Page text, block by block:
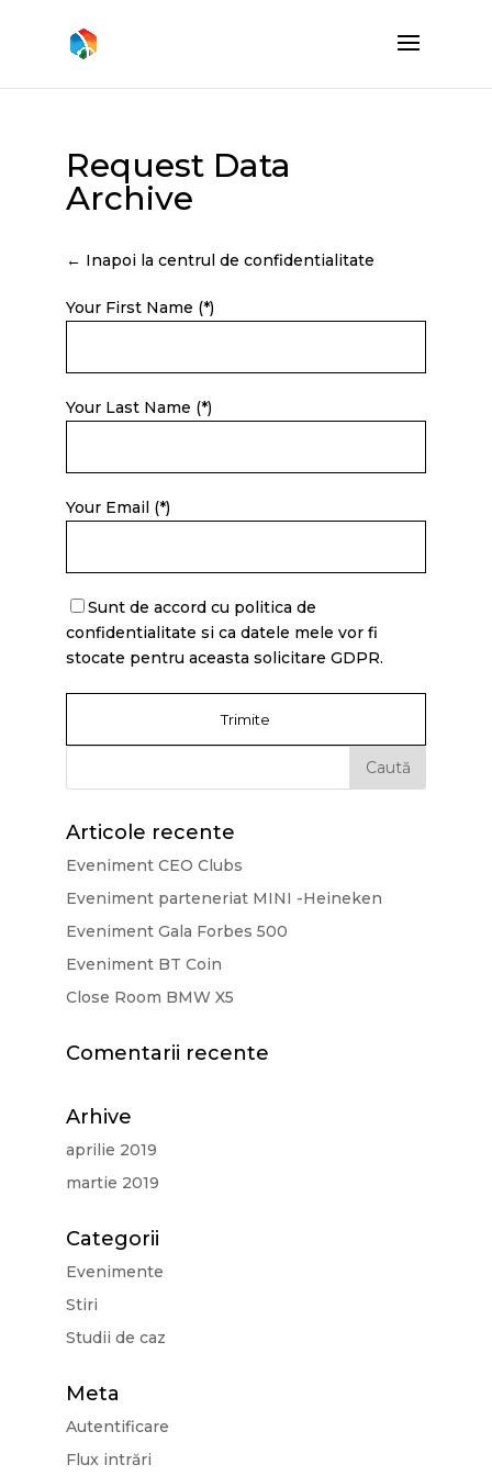
Request Data
Archive
← Inapoi la centrul de confidentialitate
Your First Name (*)
Your Last Name (*)
Your Email (*)
Sunt de accord cu politica de
confidentialitate si ca datele mele vor fi
stocate pentru aceasta solicitare GDPR.
Articole recente
Eveniment CEO Clubs
Eveniment parteneriat MINI -Heineken
Eveniment Gala Forbes 500
Eveniment BT Coin
Close Room BMW X5
Comentarii recente
Arhive
aprilie 2019
martie 2019
Categorii
Evenimente
Stiri
Studii de caz
Meta
Autentificare
Flux intrări